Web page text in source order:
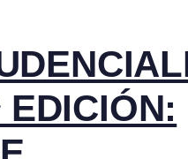
EDICIÓN: